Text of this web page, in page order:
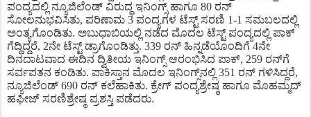
ಪಂದ್ಯದಲ್ಲಿ ನ್ಯೂಜಿಲೆಂಡ್ ವಿರುದ್ಧ ಇನಿಂಗ್ಸ್ ಹಾಗೂ 80 ರನ್
ಸೋಲನುಭವಿಸಿತು, ಪರಿಣಾಮ 3 ಪಂದ್ಯಗಳ ಟೆಸ್ಟ್ ಸರಣಿ 1-1 ಸಮಬಲದಲ್ಲಿ
ಅಂತ್ಯಗೊಂಡಿತು. ಅಬುಧಾಬಿಯಲ್ಲಿ ನಡೆದ ಮೊದಲ ಟೆಸ್ಟ್ ಪಂದ್ಯದಲ್ಲಿ ಪಾಕ್
ಗೆದ್ದಿದ್ದರೆ, 2ನೇ ಟೆಸ್ಟ್ ಡ್ರಾಗೊಂಡಿತ್ತು. 339 ರನ್ ಹಿನ್ನಡೆಯೊಂದಿಗೆ 4ನೇ
ದಿನದಾಟವಾದ ಈದಿನ ದ್ವಿತೀಯ ಇನಿಂಗ್ಸ್ ಆರಂಭಿಸಿದ ಪಾಕ್, 259 ರನ್​ಗೆ
ಸರ್ವಪತನ ಕಂಡಿತು. ಪಾಕಿಸ್ತಾನ ಮೊದಲ ಇನಿಂಗ್ಸ್​ನಲ್ಲಿ 351 ರನ್ ಗಳಿಸಿದ್ದರೆ,
ನ್ಯೂಜಿಲೆಂಡ್ 690 ರನ್ ಕಲೆಹಾಕಿತು. ಕ್ರೇಗ್ ಪಂದ್ಯಶ್ರೇಷ್ಠ ಹಾಗೂ ಮೊಹಮ್ಮದ್
ಹಫೀಜ್ ಸರಣಿಶ್ರೇಷ್ಠ ಪ್ರಶಸ್ತಿ ಪಡೆದರು.